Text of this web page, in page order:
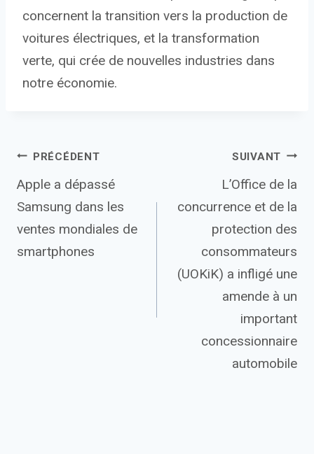
concernent la transition vers la production de
voitures électriques, et la transformation
verte, qui crée de nouvelles industries dans
notre économie.
Navigation
de
l’article
PRÉCÉDENT
Apple a dépassé
Samsung dans les
ventes mondiales de
smartphones
SUIVANT
L’Office de la
concurrence et de la
protection des
consommateurs
(UOKiK) a infligé une
amende à un
important
concessionnaire
automobile